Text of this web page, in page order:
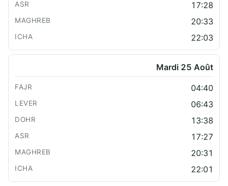
17:28
20:33
22:03
Mardi 25 Août
04:40
06:43
13:38
17:27
20:31
22:01